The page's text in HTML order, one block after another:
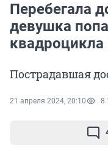
Перебегала
девушка
Пострадавшая
21 апреля 2024, 20:10 8